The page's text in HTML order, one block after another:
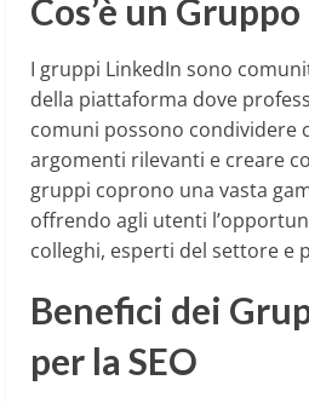
Cos’è un
I gruppi LinkedIn sono
della piattaforma dove
comuni possono condividere
argomenti rilevanti e creare
gruppi coprono una vasta
offrendo agli utenti
colleghi, esperti del settore e
Benefici dei
per la SEO